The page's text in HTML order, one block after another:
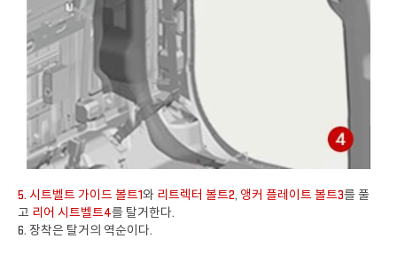
5. 시트벨트 가이드 볼트1와 리트렉터 볼트2, 앵커 플레이트 볼트3를 풀
고 리어 시트벨트4를 탈거한다.
6. 장착은 탈거의 역순이다.